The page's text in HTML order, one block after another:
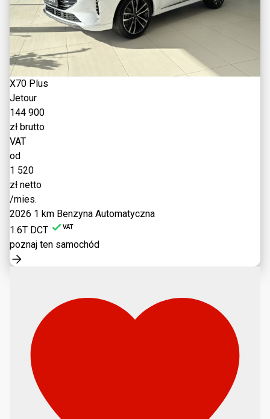
X70 Plus
Jetour
144 900
zł brutto
VAT
od
1 520
zł netto
/mies.
2026 1 km Benzyna Automatyczna
1.6T DCT
VAT
poznaj ten samochód